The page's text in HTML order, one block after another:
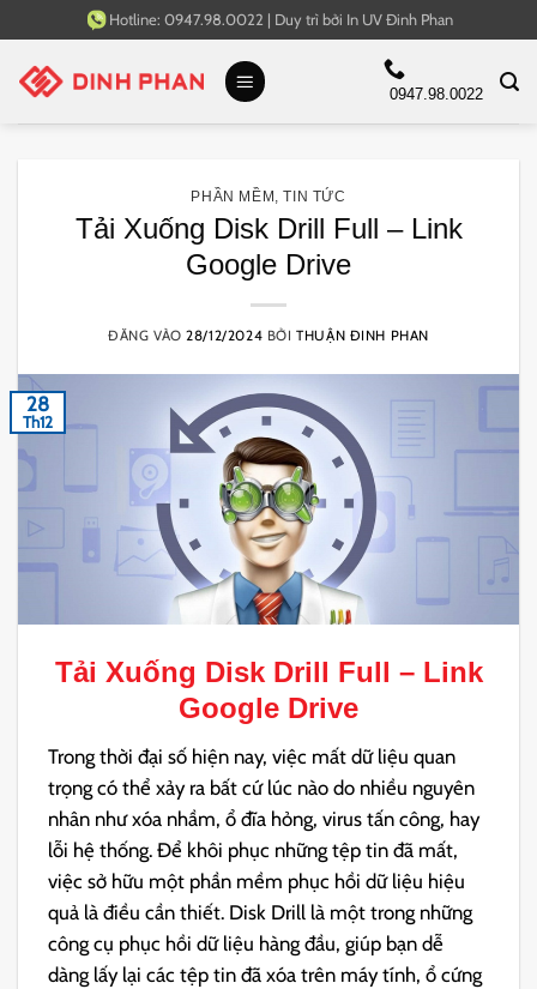
qua
nội
Hotline: 0947.98.0022 | Duy trì bởi In UV Đinh Phan
0947.98.0022
PHẦN MỀM ,TIN TỨC
Tải Xuống Disk Drill Full – Link
Google Drive
ĐĂNG VÀO28/12/2024 BỞITHUẬN ĐINH PHAN
28
Th12
Tải Xuống Disk Drill Full – Link
Google Drive
Trong thời đại số hiện nay, việc mất dữ liệu quan
trọng có thể xảy ra bất cứ lúc nào do nhiều nguyên
nhân như xóa nhầm, ổ đĩa hỏng, virus tấn công, hay
lỗi hệ thống. Để khôi phục những tệp tin đã mất,
việc sở hữu một phần mềm phục hồi dữ liệu hiệu
quả là điều cần thiết. Disk Drill là một trong những
công cụ phục hồi dữ liệu hàng đầu, giúp bạn dễ
dàng lấy lại các tệp tin đã xóa trên máy tính, ổ cứng